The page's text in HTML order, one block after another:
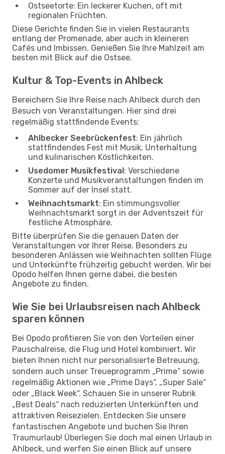
Ostseetorte: Ein leckerer Kuchen, oft mit
regionalen Früchten.
Diese Gerichte finden Sie in vielen Restaurants
entlang der Promenade, aber auch in kleineren
Cafés und Imbissen. Genießen Sie Ihre Mahlzeit am
besten mit Blick auf die Ostsee.
Kultur & Top-Events in Ahlbeck
Bereichern Sie Ihre Reise nach Ahlbeck durch den
Besuch von Veranstaltungen. Hier sind drei
regelmäßig stattfindende Events:
Ahlbecker Seebrückenfest: Ein jährlich
stattfindendes Fest mit Musik, Unterhaltung
und kulinarischen Köstlichkeiten.
Usedomer Musikfestival: Verschiedene
Konzerte und Musikveranstaltungen finden im
Sommer auf der Insel statt.
Weihnachtsmarkt: Ein stimmungsvoller
Weihnachtsmarkt sorgt in der Adventszeit für
festliche Atmosphäre.
Bitte überprüfen Sie die genauen Daten der
Veranstaltungen vor Ihrer Reise. Besonders zu
besonderen Anlässen wie Weihnachten sollten Flüge
und Unterkünfte frühzeitig gebucht werden. Wir bei
Opodo helfen Ihnen gerne dabei, die besten
Angebote zu finden.
Wie Sie bei Urlaubsreisen nach Ahlbeck
sparen können
Bei Opodo profitieren Sie von den Vorteilen einer
Pauschalreise, die Flug und Hotel kombiniert. Wir
bieten Ihnen nicht nur personalisierte Betreuung,
sondern auch unser Treueprogramm „Prime“ sowie
regelmäßig Aktionen wie „Prime Days“, „Super Sale“
oder „Black Week“. Schauen Sie in unserer Rubrik
„Best Deals“ nach reduzierten Unterkünften und
attraktiven Reisezielen. Entdecken Sie unsere
fantastischen Angebote und buchen Sie Ihren
Traumurlaub! Überlegen Sie doch mal einen Urlaub in
Ahlbeck, und werfen Sie einen Blick auf unsere